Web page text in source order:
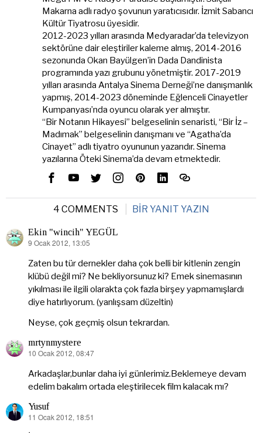
Makarna adlı radyo şovunun yaratıcısıdır. İzmit Sabancı
Kültür Tiyatrosu üyesidir.
2012-2023 yılları arasında Medyaradar’da televizyon
sektörüne dair eleştiriler kaleme almış, 2014-2016
sezonunda Okan Bayülgen’in Dada Dandinista
programında yazı grubunu yönetmiştir. 2017-2019
yılları arasında Antalya Sinema Derneği’ne danışmanlık
yapmış, 2014-2023 döneminde Eğlenceli Cinayetler
Kumpanyası’nda oyuncu olarak yer almıştır.
“Bir Notanın Hikayesi” belgeselinin senaristi, “Bir İz –
Madımak” belgeselinin danışmanı ve “Agatha’da
Cinayet” adlı tiyatro oyununun yazarıdır. Sinema
yazılarına Öteki Sinema’da devam etmektedir.
4 COMMENTS BIR YANIT YAZIN
Ekin "wincih" YEGÜL
dedi
9 Ocak 2012, 13:05
Zaten bu tür dernekler daha çok belli bir kitlenin zengin
klübü değil mi? Ne bekliyorsunuz ki? Emek sinemasının
yıkılması ile ilgili olarakta çok fazla birşey yapmamışlardı
diye hatırlıyorum. (yanlışsam düzeltin)
Neyse, çok geçmiş olsun tekrardan.
mrtynmystere
dedi
10 Ocak 2012, 08:47
Arkadaşlar,bunlar daha iyi günlerimiz.Beklemeye devam
edelim bakalım ortada eleştirilecek film kalacak mı?
Yusuf
dedi
11 Ocak 2012, 18:51